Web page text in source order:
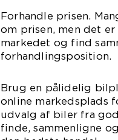
Forhandle prisen.
om prisen, men det
markedet og find
forhandlingsposition.
Brug en pålidelig
online markedsplads
udvalg af biler fra
finde, sammenligne